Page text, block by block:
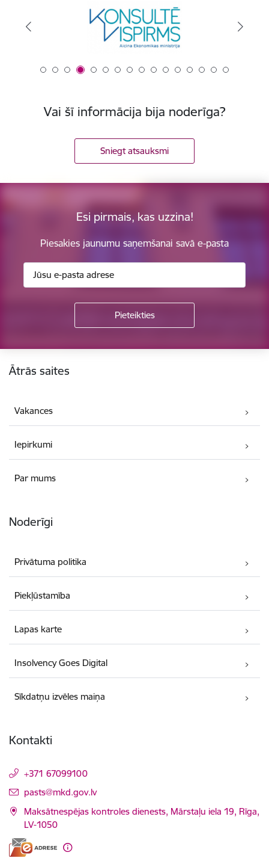
Vai šī informācija bija noderīga?
Sniegt atsauksmi
Esi pirmais, kas uzzina!
Piesakies jaunumu saņemšanai savā e-pasta
Ātrās saites
Vakances
Iepirkumi
Par mums
Noderīgi
Privātuma politika
Piekļūstamība
Lapas karte
Insolvency Goes Digital
Sīkdatņu izvēles maiņa
Kontakti
+371 67099100
E-pasts:
pasts@mkd.gov.lv
Maksātnespējas kontroles dienests, Mārstaļu iela 19, Rīga,
LV-1050